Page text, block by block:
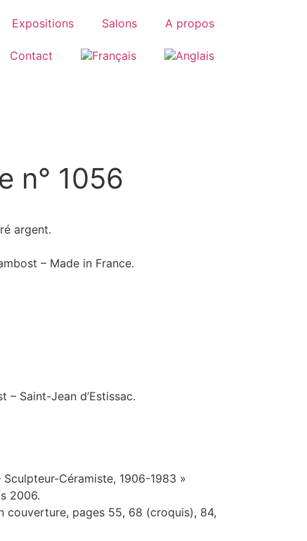
Expositions Salons A propos
Contact
n° 1056
argent.
– Made in France.
– Saint-Jean d’Estissac.
Céramiste, 1906-1983 »
2006.
couverture, pages 55, 68 (croquis), 84,